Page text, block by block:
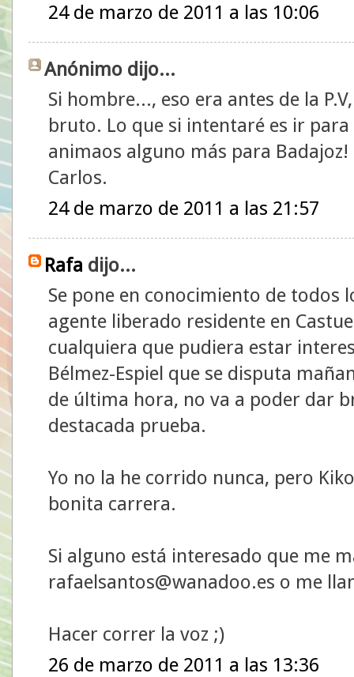
24 de marzo de 2011 a las 10:06
Anónimo dijo...
Si hombre..., eso era antes de la
bruto. Lo que si intentaré es ir para
animaos alguno más para Badajoz!
Carlos.
24 de marzo de 2011 a las 21:57
Rafa dijo...
Se pone en conocimiento de todos
agente liberado residente en
cualquiera que pudiera estar
Bélmez-Espiel que se disputa
de última hora, no va a poder dar
destacada prueba.
Yo no la he corrido nunca, pero
bonita carrera.
Si alguno está interesado que me
rafaelsantos@wanadoo.es o me
Hacer correr la voz ;)
26 de marzo de 2011 a las 13:36